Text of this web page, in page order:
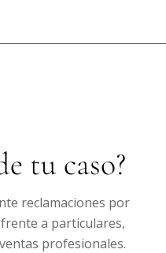
tu caso?
reclamaciones por
a particulares,
profesionales.